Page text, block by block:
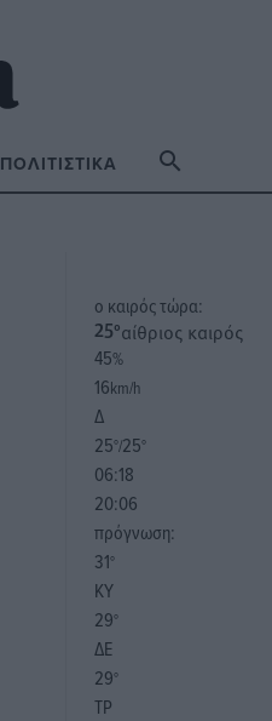
ΠΟΛΙΤΙΣΤΙΚΆ
o καιρός τώρα:
25°αίθριος καιρός
45%
16km/h
Δ
25°/25°
06:18
20:06
πρόγνωση:
31°
ΚΥ
29°
ΔΕ
29°
ΤΡ